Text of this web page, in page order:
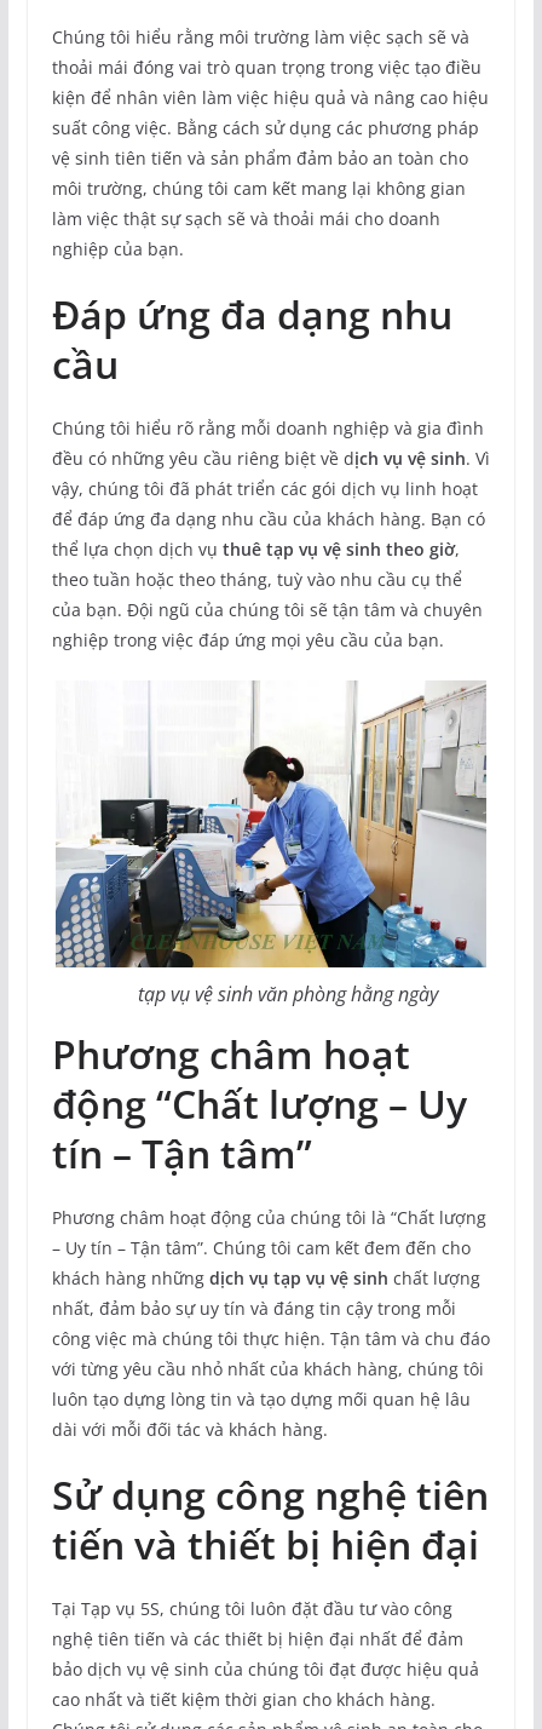
Chúng tôi hiểu rằng môi trường làm việc sạch sẽ và
thoải mái đóng vai trò quan trọng trong việc tạo điều
kiện để nhân viên làm việc hiệu quả và nâng cao hiệu
suất công việc. Bằng cách sử dụng các phương pháp
vệ sinh tiên tiến và sản phẩm đảm bảo an toàn cho
môi trường, chúng tôi cam kết mang lại không gian
làm việc thật sự sạch sẽ và thoải mái cho doanh
nghiệp của bạn.
Đáp ứng đa dạng nhu
cầu
Chúng tôi hiểu rõ rằng mỗi doanh nghiệp và gia đình
đều có những yêu cầu riêng biệt về dịch vụ vệ sinh. Vì
vậy, chúng tôi đã phát triển các gói dịch vụ linh hoạt
để đáp ứng đa dạng nhu cầu của khách hàng. Bạn có
thể lựa chọn dịch vụ thuê tạp vụ vệ sinh theo giờ,
theo tuần hoặc theo tháng, tuỳ vào nhu cầu cụ thể
của bạn. Đội ngũ của chúng tôi sẽ tận tâm và chuyên
nghiệp trong việc đáp ứng mọi yêu cầu của bạn.
tạp vụ vệ sinh văn phòng hằng ngày
Phương châm hoạt
động “Chất lượng – Uy
tín – Tận tâm”
Phương châm hoạt động của chúng tôi là “Chất lượng
– Uy tín – Tận tâm”. Chúng tôi cam kết đem đến cho
khách hàng nhữngdịch vụ tạp vụ vệ sinh chất lượng
nhất, đảm bảo sự uy tín và đáng tin cậy trong mỗi
công việc mà chúng tôi thực hiện. Tận tâm và chu đáo
với từng yêu cầu nhỏ nhất của khách hàng, chúng tôi
luôn tạo dựng lòng tin và tạo dựng mối quan hệ lâu
dài với mỗi đối tác và khách hàng.
Sử dụng công nghệ tiên
tiến và thiết bị hiện đại
Tại Tạp vụ 5S, chúng tôi luôn đặt đầu tư vào công
nghệ tiên tiến và các thiết bị hiện đại nhất để đảm
bảo dịch vụ vệ sinh của chúng tôi đạt được hiệu quả
cao nhất và tiết kiệm thời gian cho khách hàng.